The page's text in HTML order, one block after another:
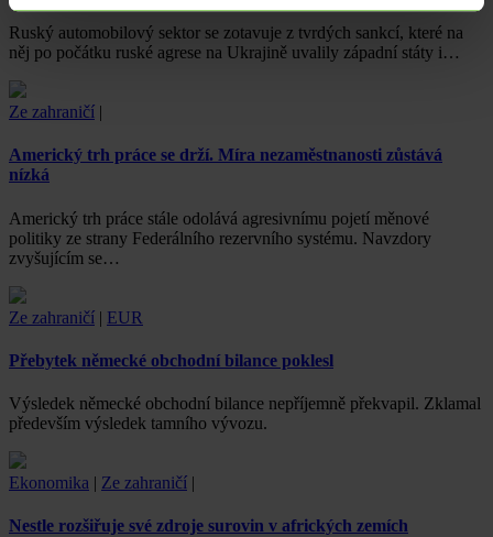
Ruský automobilový sektor se zotavuje z tvrdých sankcí, které na
něj po počátku ruské agrese na Ukrajině uvalily západní státy i…
Ze zahraničí |
Americký trh práce se drží. Míra nezaměstnanosti zůstává
nízká
Americký trh práce stále odolává agresivnímu pojetí měnové
politiky ze strany Federálního rezervního systému. Navzdory
zvyšujícím se…
Ze zahraničí | EUR
Přebytek německé obchodní bilance poklesl
Výsledek německé obchodní bilance nepříjemně překvapil. Zklamal
především výsledek tamního vývozu.
Ekonomika | Ze zahraničí |
Nestle rozšiřuje své zdroje surovin v afrických zemích